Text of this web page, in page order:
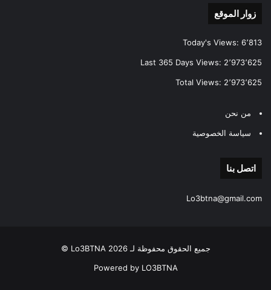
زوار الموقع
Today's Views: 6٬813
Last 365 Days Views: 2٬973٬625
Total Views: 2٬973٬625
من نحن
سياسة الخصوصية
اتصل بنا
Lo3btna@gmail.com
جميع الحقوق محفوظة لـ Lo3BTNA 2026 ©
Powered by LO3BTNA